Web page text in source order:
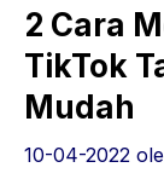
2 Cara
TikTok
Mudah
10-04-2022